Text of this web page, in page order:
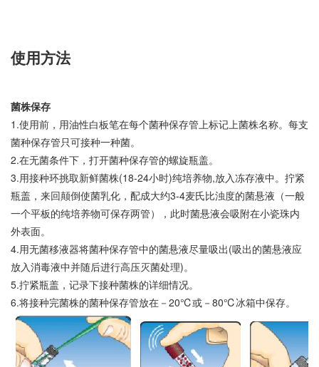
使用方法
菌株保存
1.使用前，用油性白板笔在每个菌种保存管上标记上菌株名称。每支
菌种保存管只可接种一种菌。
2.在无菌条件下，打开菌种保存管的螺旋瓶盖。
3.用接种环挑取新鲜菌株(18-24小时)纯培养物,放入冻存液中。拧紧
瓶盖，来回颠倒使菌乳化，配成大约3-4麦氏比浊度的菌悬液（一般
一个平板的纯培养物可保存两管），此时菌悬液会吸附在小瓷珠内
外表面。
4.用无菌移液器将菌种保存管中的菌悬液尽量吸出(吸出的菌悬液应
放入消毒液中并随后进行高压灭菌处理)。
5.拧紧瓶盖，记录下接种菌株的详细情况。
6.将接种完菌株的菌种保存管放在－20℃或－80℃冰箱中保存。